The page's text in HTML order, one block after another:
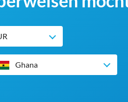
Ghana